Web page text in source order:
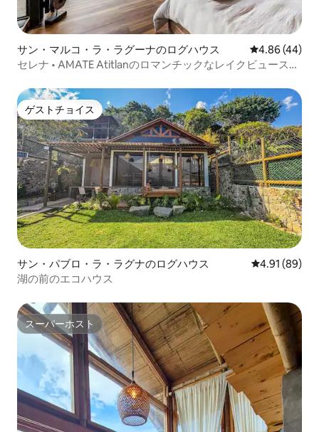
サン・マルコ・ラ・ラグーナのログハウス レビュー44
4.86 (44)
セレナ • AMATE Atitlanのロマンチックなレイクビュースイ
ゲストチョイス
ゲストチョイス
サン・パブロ・ラ・ラグナのログハウス レビュー89
4.91 (89)
湖の前のエコハウス
スーパーホスト
スーパーホスト